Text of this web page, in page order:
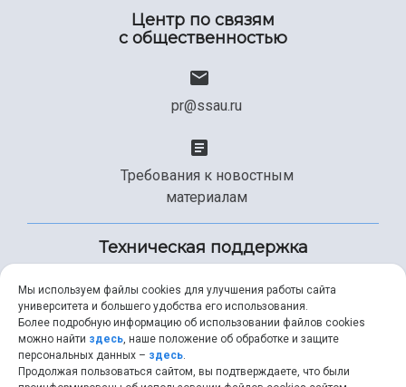
Центр по связям
с общественностью
pr@ssau.ru
Требования к новостным
материалам
Техническая поддержка
+7 (846) 267-49-99
Мы используем файлы cookies для улучшения работы сайта
университета и большего удобства его использования.
Более подробную информацию об использовании файлов cookies
можно найти здесь, наше положение об обработке и защите
персональных данных – здесь.
Продолжая пользоваться сайтом, вы подтверждаете, что были